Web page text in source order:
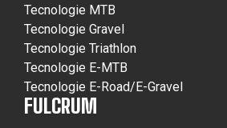
Tecnologie MTB
Tecnologie Gravel
Tecnologie Triathlon
Tecnologie E-MTB
Tecnologie E-Road/E-Gravel
FULCRUM